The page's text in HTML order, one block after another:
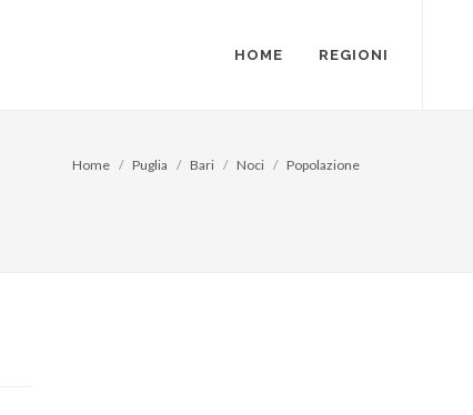
HOME REGIONI
Home Puglia Bari Noci Popolazione